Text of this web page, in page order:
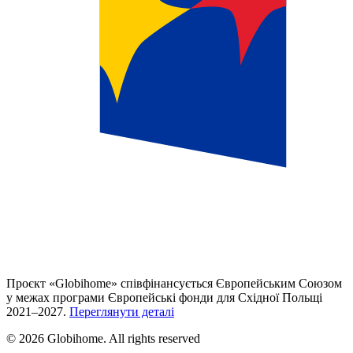
Проєкт «Globihome» співфінансується Європейським Союзом
у межах програми Європейські фонди для Східної Польщі
2021–2027. Переглянути деталі
© 2026 Globihome. All rights reserved